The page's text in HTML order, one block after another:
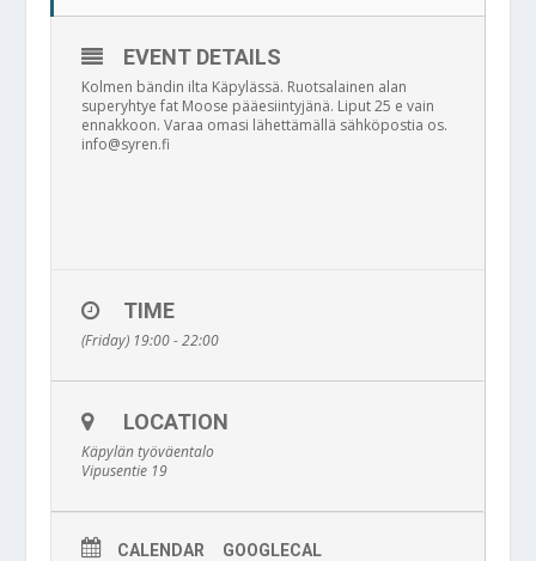
EVENT DETAILS
Kolmen bändin ilta Käpylässä. Ruotsalainen alan
superyhtye fat Moose pääesiintyjänä. Liput 25 e vain
ennakkoon. Varaa omasi lähettämällä sähköpostia os.
info@syren.fi
TIME
(Friday) 19:00 - 22:00
LOCATION
Käpylän työväentalo
Vipusentie 19
CALENDAR GOOGLECAL